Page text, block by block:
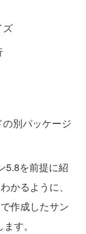
ズ
別パッケージ
5.8を前提に紹
かるように、
作成したサン
す。